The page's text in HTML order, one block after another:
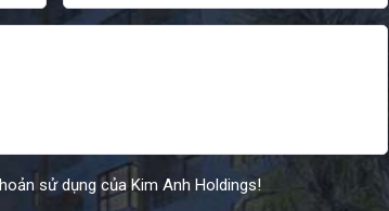
sử dụng của Kim Anh Holdings!